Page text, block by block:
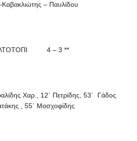
– Παυλίδου
4 – 3 **
Χαρ., 12΄ Πετρίδης, 53΄ Γάδος
, 55΄ Μοσχοφίδης